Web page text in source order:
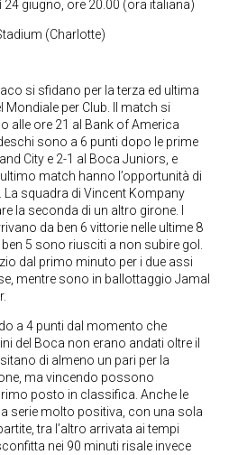
24 giugno, ore 20.00 (ora italiana)
(Charlotte)
si sfidano per la terza ed ultima
Mondiale per Club. Il match si
alle ore 21 al Bank of America
sono a 6 punti dopo le prime
City e 2-1 al Boca Juniors, e
match hanno l’opportunità di
La squadra di Vincent Kompany
la seconda di un altro girone. I
da ben 6 vittorie nelle ultime 8
5 sono riusciti a non subire gol.
dal primo minuto per i due assi
mentre sono in ballottaggio Jamal
a 4 punti dal momento che
del Boca non erano andati oltre il
di almeno un pari per la
ma vincendo possono
posto in classifica. Anche le
serie molto positiva, con una sola
tra l’altro arrivata ai tempi
nei 90 minuti risale invece